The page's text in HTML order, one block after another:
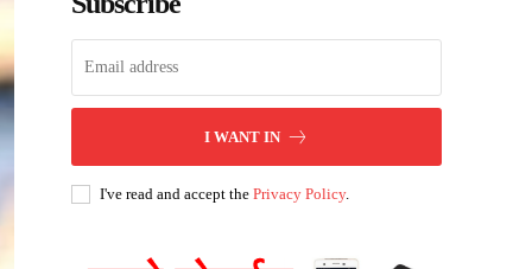
I WANT IN
I've read and accept thePrivacy Policy.